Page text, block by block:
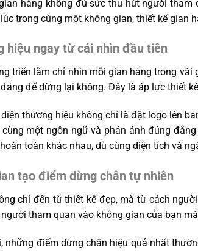
hàng không đủ sức thu hút người
trong cùng một không gian, thiết kế gian
hiệu ngay từ cái nhìn đầu tiên
triển lãm chỉ nhìn mỗi gian hàng trong
để dừng lại không. Đây là áp lực thiết
thương hiệu không chỉ là đặt logo lên
một ngôn ngữ và phản ánh đúng
toàn khác nhau, dù cùng diện tích và
tạo điểm dừng chân tự nhiên
chỉ đến từ thiết kế đẹp, mà từ cách
tham quan vào không gian của bạn
những điểm dừng chân hiệu quả nhất